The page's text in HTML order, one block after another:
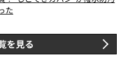
た
を見る